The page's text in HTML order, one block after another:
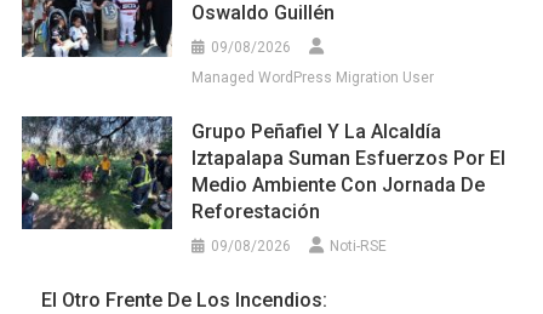
Oswaldo Guillén
09/08/2026
Managed WordPress Migration User
Grupo Peñafiel Y La Alcaldía
Iztapalapa Suman Esfuerzos Por El
Medio Ambiente Con Jornada De
Reforestación
09/08/2026 Noti-RSE
El Otro Frente De Los Incendios: